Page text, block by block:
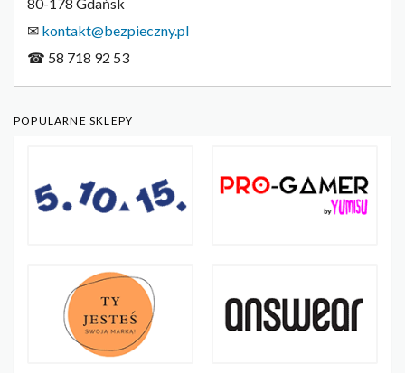
✉ kontakt@bezpieczny.pl
☎ 58 718 92 53
POPULARNE SKLEPY